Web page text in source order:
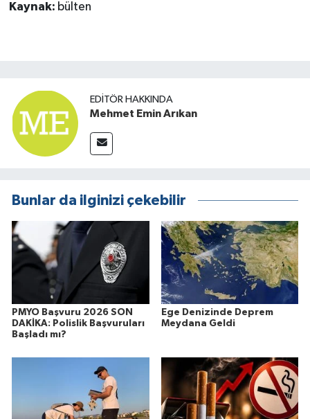
Kaynak: bülten
EDITÖR HAKKINDA
Mehmet Emin Arıkan
Bunlar da ilginizi çekebilir
PMYO Başvuru 2026 SON
DAKİKA: Polislik Başvuruları
Başladı mı?
Ege Denizinde Deprem
Meydana Geldi